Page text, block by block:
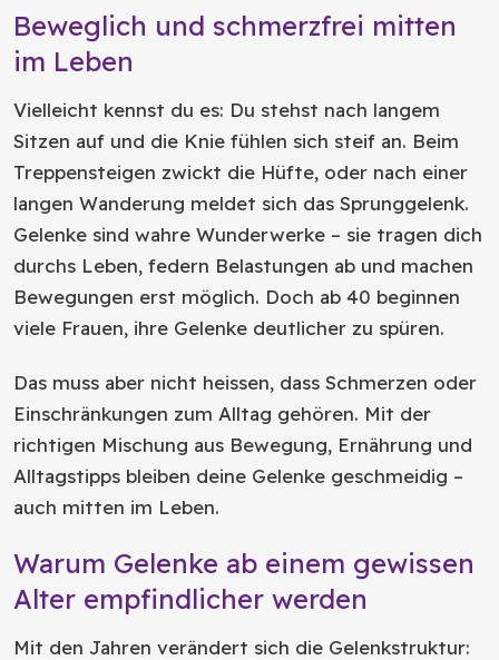
Beweglich und schmerzfrei mitten
im Leben
Vielleicht kennst du es: Du stehst nach langem
Sitzen auf und die Knie fühlen sich steif an. Beim
Treppensteigen zwickt die Hüfte, oder nach einer
langen Wanderung meldet sich das Sprunggelenk.
Gelenke sind wahre Wunderwerke – sie tragen dich
durchs Leben, federn Belastungen ab und machen
Bewegungen erst möglich. Doch ab 40 beginnen
viele Frauen, ihre Gelenke deutlicher zu spüren.
Das muss aber nicht heissen, dass Schmerzen oder
Einschränkungen zum Alltag gehören. Mit der
richtigen Mischung aus Bewegung, Ernährung und
Alltagstipps bleiben deine Gelenke geschmeidig –
auch mitten im Leben.
Warum Gelenke ab einem gewissen
Alter empfindlicher werden
Mit den Jahren verändert sich die Gelenkstruktur: